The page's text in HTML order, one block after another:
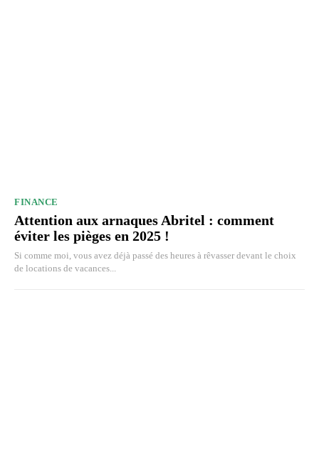
FINANCE
Attention aux arnaques Abritel : comment
éviter les pièges en 2025 !
Si comme moi, vous avez déjà passé des heures à rêvasser devant le choix
de locations de vacances...